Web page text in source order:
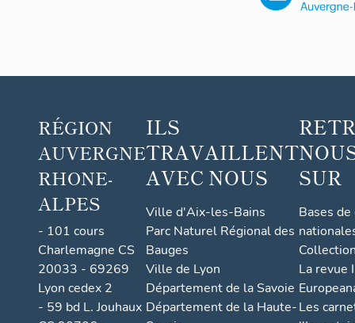
RÉGION
AUVERGNE
RHONE-
ALPES
- 101 cours
Charlemagne CS
20033 - 69269
Lyon cedex 2
- 59 bd L. Jouhaux
ILS
TRAVAILLENT
AVEC NOUS
Ville d'Aix-les-Bains
Parc Naturel Régional des
Bauges
Ville de Lyon
Département de la Savoie
Département de la Haute-
SUR
Bases
La revue
Les